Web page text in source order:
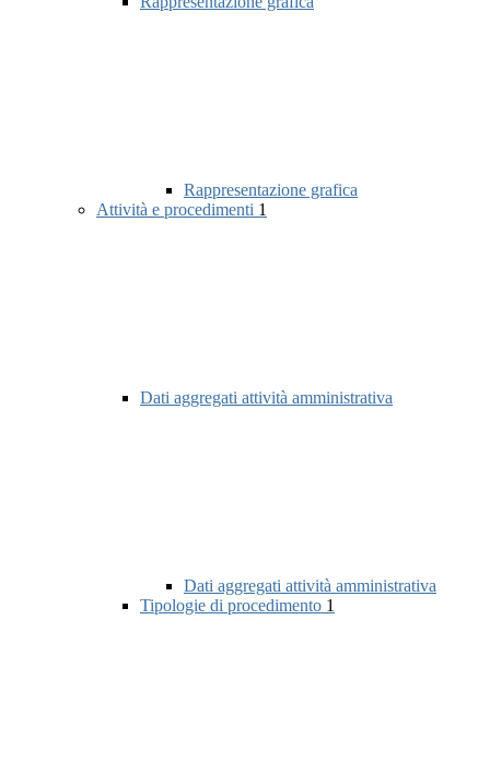
Rappresentazione grafica
Attività e procedimenti 1
Dati aggregati attività amministrativa
Dati aggregati attività amministrativa
Tipologie di procedimento 1